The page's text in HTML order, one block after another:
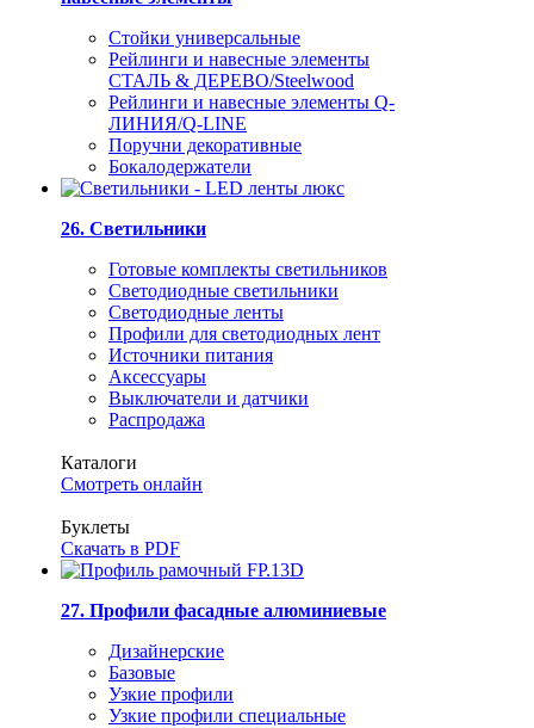
Стойки универсальные
Рейлинги и навесные элементы
СТАЛЬ & ДЕРЕВО/Steelwood
Рейлинги и навесные элементы Q-
ЛИНИЯ/Q-LINE
Поручни декоративные
Бокалодержатели
26. Светильники
Готовые комплекты светильников
Светодиодные светильники
Светодиодные ленты
Профили для светодиодных лент
Источники питания
Аксессуары
Выключатели и датчики
Распродажа
Каталоги
Смотреть онлайн
Буклеты
Скачать в PDF
27. Профили фасадные алюминиевые
Дизайнерские
Базовые
Узкие профили
Узкие профили специальные